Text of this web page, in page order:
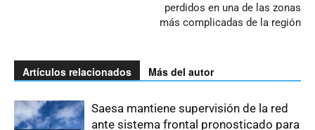
perdidos en una de las zonas
más complicadas de la región
Artículos relacionados Más del autor
Saesa mantiene supervisión de la red
ante sistema frontal pronosticado para